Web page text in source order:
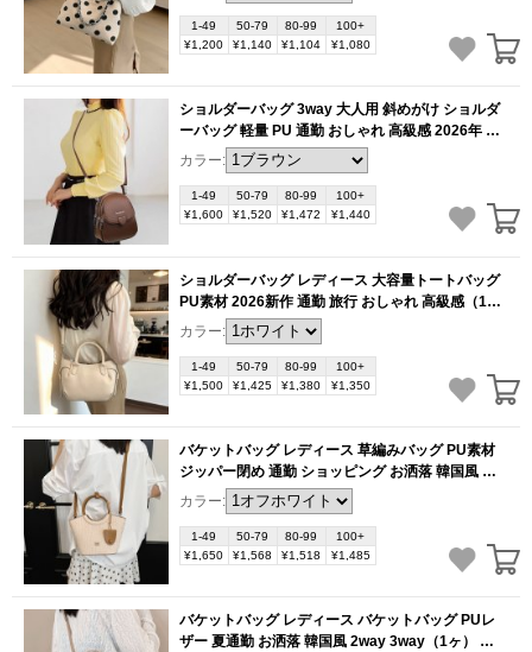
1-49 50-79 80-99
100+
¥1,200
¥1,140 ¥1,104 ¥1,080
ショルダーバッグ 3way 大人用 斜めがけ ショルダ
ーバッグ 軽量 PU 通勤 おしゃれ 高級感 2026年 新
作（1ヶ） (BB6296)
カラー:
1-49 50-79 80-99
100+
¥1,600
¥1,520 ¥1,472 ¥1,440
ショルダーバッグ レディース 大容量トートバッグ
PU素材 2026新作 通勤 旅行 おしゃれ 高級感（1
ヶ）
(BB6287)
カラー:
1-49 50-79 80-99
100+
¥1,500
¥1,425 ¥1,380 ¥1,350
バケットバッグ レディース 草編みバッグ PU素材
ジッパー閉め 通勤 ショッピング お洒落 韓国風 気
品ある（1ヶ） (BB6283)
カラー:
1-49 50-79 80-99
100+
¥1,650
¥1,568 ¥1,518 ¥1,485
バケットバッグ レディース バケットバッグ PUレ
ザー 夏通勤 お洒落 韓国風 2way 3way（1ヶ）